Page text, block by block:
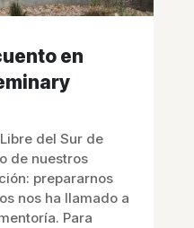
en
del Sur de
de nuestros
prepararnos
nos ha llamado a
Para